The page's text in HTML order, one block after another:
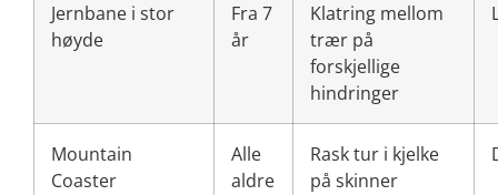
Jernbane i stor
høyde
Fra 7
år
Klatring mellom
trær på
forskjellige
hindringer
Mountain
Coaster
Alle
aldre
Rask tur i kjelke
på skinner